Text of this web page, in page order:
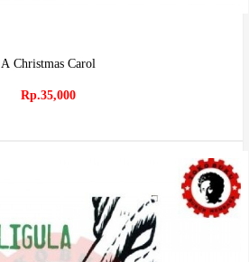
A Christmas Carol
Rp.35,000